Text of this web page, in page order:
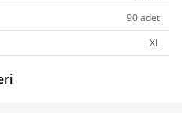
90 adet
XL